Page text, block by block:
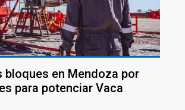
bloques en Mendoza por
para potenciar Vaca